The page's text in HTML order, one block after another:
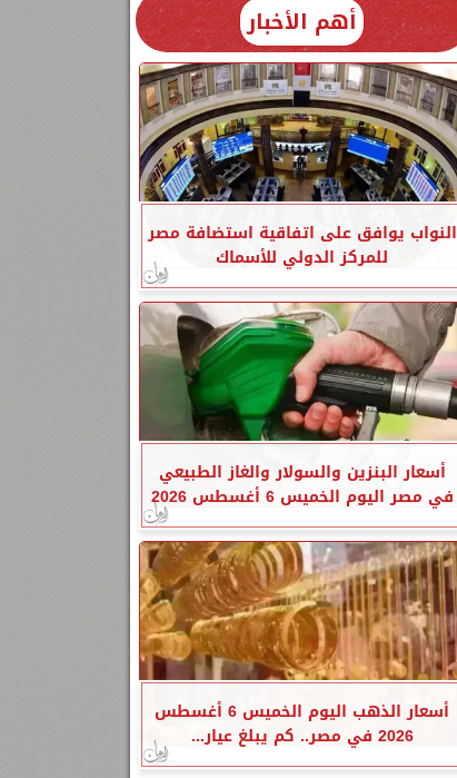
أهم الأخبار
النواب يوافق على اتفاقية استضافة مصر
للمركز الدولي للأسماك
أسعار البنزين والسولار والغاز الطبيعي
في مصر اليوم الخميس 6 أغسطس 2026
أسعار الذهب اليوم الخميس 6 أغسطس
2026 في مصر.. كم يبلغ عيار...